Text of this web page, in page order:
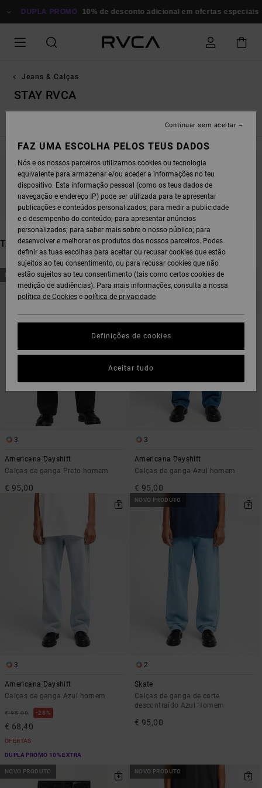
PARA
GRELHA
DUPLA PROMO 10% de desconto adicional em ofertas especiais
Jeans & Calças
STAY RVCA
FICA ATENTO/A, OS PRODUTOS VOLTAM EM
BREVE
TAMBÉM PODERÁS GOSTAR
AVANÇAR
PARA
PROCURAR
CRITÉRIOS
AVANÇAR
PARA
ORDENAR
NOVO PRODUTO
3
Americana Dayshift
Calças de ganga Preto homem
€ 95,00
NOVO PRODUTO
3
Americana Dayshift
Calças de ganga Azul homem
€ 95,00
3
Americana Dayshift
Calças de ganga Azul homem
€ 95,00 28%
€ 68,40
OFERTAS
DUPLA PROMO 10% EXTRA
NOVO PRODUTO
2
Skate
Calças de ganga de corte
descontraído Azul Homem
€ 95,00
NOVO PRODUTO NOVO PRODUTO
FAZ UMA ESCOLHA PELOS TEUS DADOS
Nós e os nossos parceiros utilizamos cookies ou tecnologia
equivalente para armazenar e/ou aceder a informações no teu
dispositivo. Esta informação pessoal (como os teus dados de
navegação e endereço IP) pode ser utilizada para te apresentar
publicações e conteúdos personalizados; para medir a publicidade
e o desempenho do conteúdo; para apresentar anúncios
personalizados; para saber mais sobre o nosso público; para
desenvolver e melhorar os produtos dos nossos parceiros. Podes
definir as tuas escolhas para aceitar ou recusar cookies que estão
sujeitos ao teu consentimento, ou para recusar cookies que não
estão sujeitos ao teu consentimento (tais como certos cookies de
medição de audiências). Para mais informações, consulta a nossa
política de Cookies e política de privacidade
Definições de cookies
Continuar sem aceitar
Aceitar tudo